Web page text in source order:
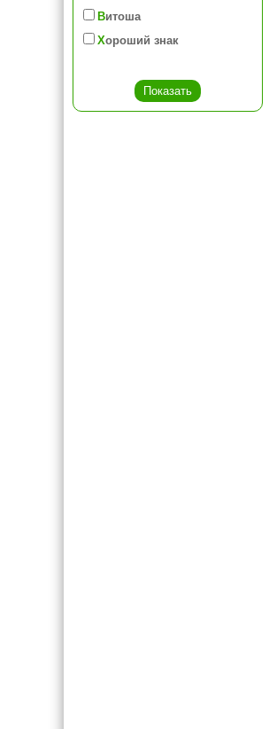
Витоша
Хороший знак